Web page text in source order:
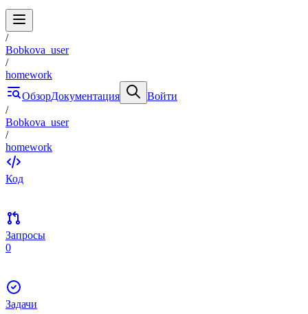
/
Bobkova_user
/
homework
ОбзорДокументация
Войти
/
Bobkova_user
/
homework
Код
Запросы
0
Задачи